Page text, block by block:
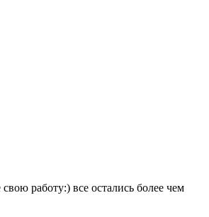
работу:) все остались более чем